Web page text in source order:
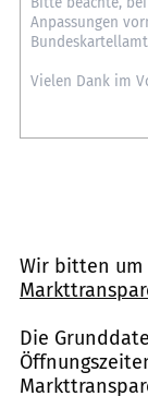
Wir bitten um
Die